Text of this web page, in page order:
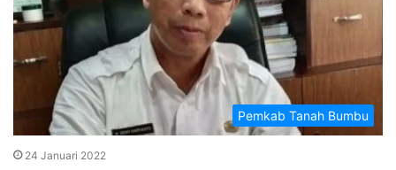
Pemkab Tanah Bumbu
24 Januari 2022